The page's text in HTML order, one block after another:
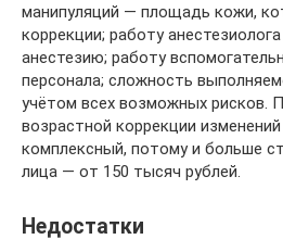
манипуляций — площадь кожи,
коррекции; работу
анестезию; работу
персонала; сложность
учётом всех возможных рисков.
возрастной коррекции
комплексный, потому и больше
лица — от 150 тысяч рублей.
Недостатки